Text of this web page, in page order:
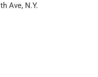
Ave, N.Y.